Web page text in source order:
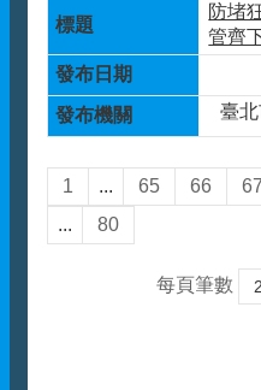
防堵
管齊
臺
1 ... 65 66 67
...
80
每頁筆數